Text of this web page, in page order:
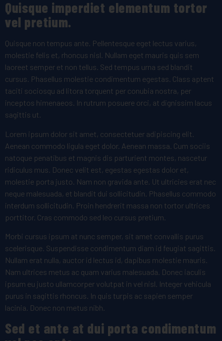
Quisque imperdiet elementum tortor
vel pretium.
Quisque non tempus ante. Pellentesque eget lectus varius,
molestie felis et, rhoncus nisl. Nullam eget mauris quis sem
laoreet semper et non tellus. Sed tempus urna sed blandit
cursus. Phasellus molestie condimentum egestas. Class aptent
taciti sociosqu ad litora torquent per conubia nostra, per
inceptos himenaeos. In rutrum posuere orci, at dignissim lacus
sagittis ut.
Lorem ipsum dolor sit amet, consectetuer adipiscing elit.
Aenean commodo ligula eget dolor. Aenean massa. Cum sociis
natoque penatibus et magnis dis parturient montes, nascetur
ridiculus mus. Donec velit est, egestas egestas dolor et,
molestie porta justo. Nam non gravida ante. Ut ultricies erat nec
neque malesuada, et blandit dui sollicitudin. Phasellus commodo
interdum sollicitudin. Proin hendrerit massa non tortor ultrices
porttitor. Cras commodo sed leo cursus pretium.
Morbi cursus ipsum at nunc semper, sit amet convallis purus
scelerisque. Suspendisse condimentum diam id feugiat sagittis.
Nullam erat nulla, auctor id lectus id, dapibus molestie mauris.
Nam ultrices metus ac quam varius malesuada. Donec iaculis
ipsum eu justo ullamcorper volutpat in vel nisl. Integer vehicula
purus in sagittis rhoncus. In quis turpis ac sapien semper
lacinia. Donec non metus nibh.
Sed et ante at dui porta condimentum